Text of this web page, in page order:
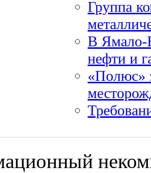
Группа
В Ямало-
нефти и
«Полюс»